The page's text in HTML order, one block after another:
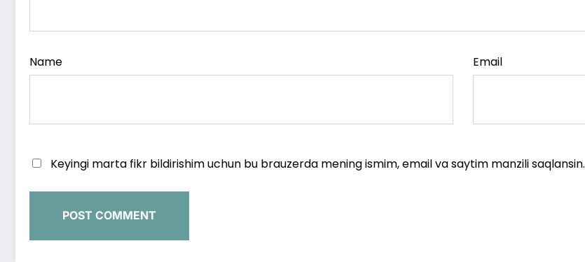
Name Email
Keyingi marta fikr bildirishim uchun bu brauzerda mening ismim, email va saytim manzili saqlansin.